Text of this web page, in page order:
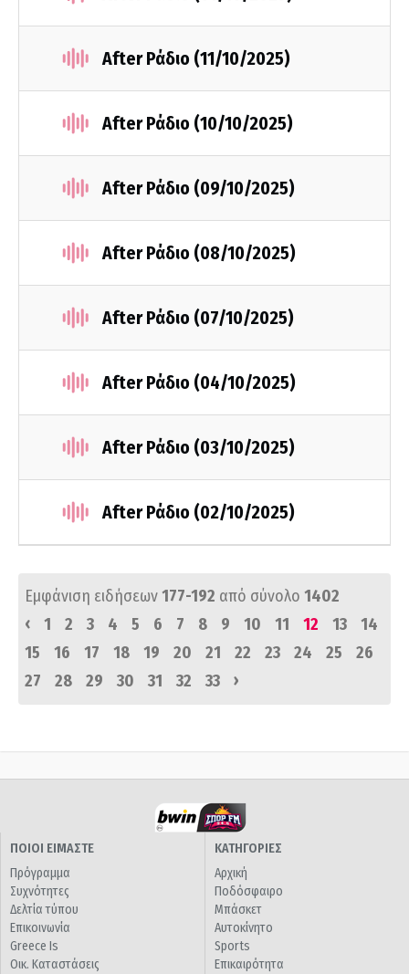
After Ράδιο (11/10/2025)
After Ράδιο (10/10/2025)
After Ράδιο (09/10/2025)
After Ράδιο (08/10/2025)
After Ράδιο (07/10/2025)
After Ράδιο (04/10/2025)
After Ράδιο (03/10/2025)
After Ράδιο (02/10/2025)
Εμφάνιση ειδήσεων177-192 από σύνολο 1402
‹
1 2 3 4 5 6 7 8 9 10 11 12 13
14
15
16 17 18 19 20 21 22 23 24 25
26
27
28 29 30 31 32 33 ›
ΠΟΙΟΙ ΕΙΜΑΣΤΕ
Πρόγραμμα
Συχνότητες
Δελτία τύπου
Επικοινωνία
Greece Is
Οικ. Καταστάσεις
ΚΑΤΗΓΟΡΙΕΣ
Αρχική
Ποδόσφαιρο
Μπάσκετ
Αυτοκίνητο
Sports
Επικαιρότητα